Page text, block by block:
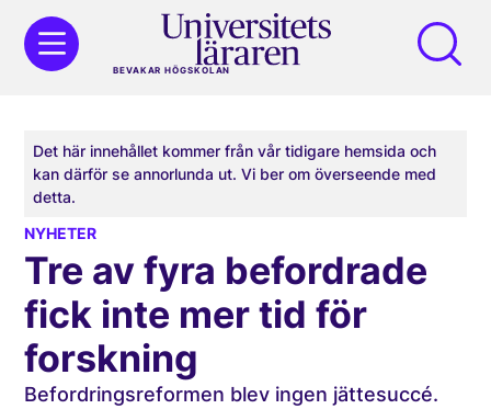
BEVAKAR HÖGSKOLAN
Det här innehållet kommer från vår tidigare hemsida och
kan därför se annorlunda ut. Vi ber om överseende med
detta.
NYHETER
Tre av fyra befordrade
fick inte mer tid för
forskning
Befordringsreformen blev ingen jättesuccé.